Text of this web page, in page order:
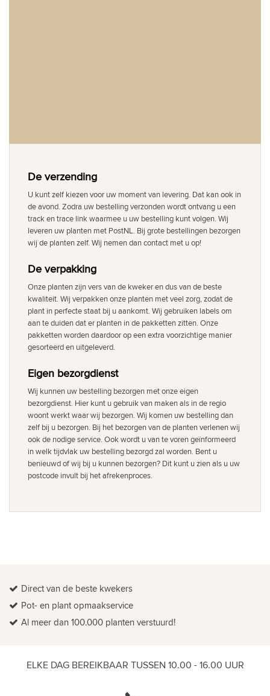
De verzending
U kunt zelf kiezen voor uw moment van levering. Dat kan ook in
de avond. Zodra uw bestelling verzonden wordt ontvang u een
track en trace link waarmee u uw bestelling kunt volgen. Wij
leveren uw planten met PostNL. Bij grote bestellingen bezorgen
wij de planten zelf. Wij nemen dan contact met u op!
De verpakking
Onze planten zijn vers van de kweker en dus van de beste
kwaliteit. Wij verpakken onze planten met veel zorg, zodat de
plant in perfecte staat bij u aankomt. Wij gebruiken labels om
aan te duiden dat er planten in de pakketten zitten. Onze
pakketten worden daardoor op een extra voorzichtige manier
gesorteerd en uitgeleverd.
Eigen bezorgdienst
Wij kunnen uw bestelling bezorgen met onze eigen
bezorgdienst. Hier kunt u gebruik van maken als in de regio
woont werkt waar wij bezorgen. Wij komen uw bestelling dan
zelf bij u bezorgen. Bij het bezorgen van de planten verlenen wij
ook de nodige service. Ook wordt u van te voren geïnformeerd
in welk tijdvlak uw bestelling bezorgd zal worden. Bent u
benieuwd of wij bij u kunnen bezorgen? Dit kunt u zien als u uw
postcode invult bij het afrekenproces.
Direct van de beste kwekers
Pot- en plant opmaakservice
Al meer dan 100.000 planten verstuurd!
ELKE DAG BEREIKBAAR TUSSEN 10.00 - 16.00 UUR